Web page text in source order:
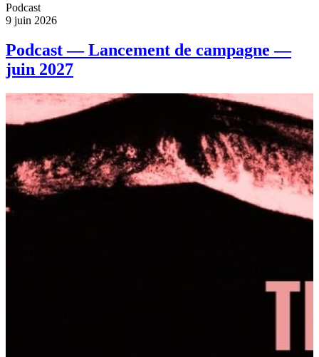
Podcast
9 juin 2026
Podcast — Lancement de campagne —
juin 2027